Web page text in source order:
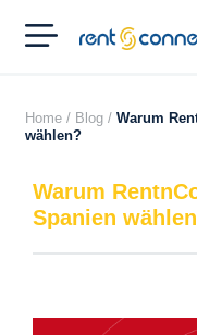
RENT'N
CONNECT
Home / Blog / Warum
wählen?
Warum
Spanien